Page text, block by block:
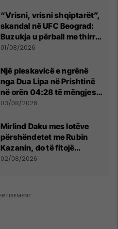
“Vrisni, vrisni shqiptarët”,
skandal në UFC Beograd:
Buzukja u përball me thirrje
anti-shqiptare nga
01/08/2026
Një pleskavicë e ngrënë
nga Dua Lipa në Prishtinë
në orën 04:28 të mëngjesit
- dhe bota digjitale serbe
03/08/2026
Mirlind Daku mes lotëve
përshëndetet me Rubin
Kazanin, do të fitojë
miliona te Spartak Moska
02/08/2026